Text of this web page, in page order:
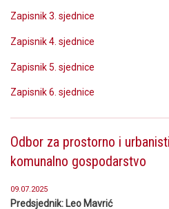
Zapisnik 3. sjednice
Zapisnik 4. sjednice
Zapisnik 5. sjednice
Zapisnik 6. sjednice
Odbor za prostorno i
komunalno gospodarstvo
09.07.2025
Predsjednik: Leo Mavrić